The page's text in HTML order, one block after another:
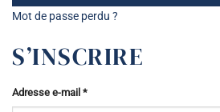
Mot de passe perdu ?
S’INSCRIRE
Adresse e-mail *Obligatoire